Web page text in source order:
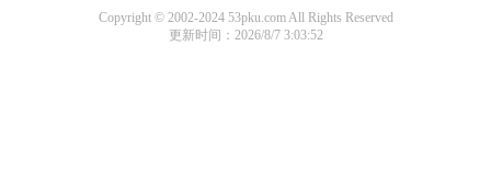
Copyright © 2002-2024 53pku.com All Rights Reserved
更新时间：2026/8/7 3:03:52